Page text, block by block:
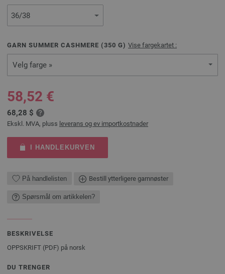
GARN SUMMER CASHMERE (350 G) Vise fargekartet :
Velg farge »
58,52 €
68,28 $
Ekskl. MVA, pluss leverans og ev importkostnader
I HANDLEKURVEN
På handlelisten Bestill ytterligere garnnøster
Spørsmål om artikkelen?
BESKRIVELSE
OPPSKRIFT (PDF) på norsk
DU TRENGER